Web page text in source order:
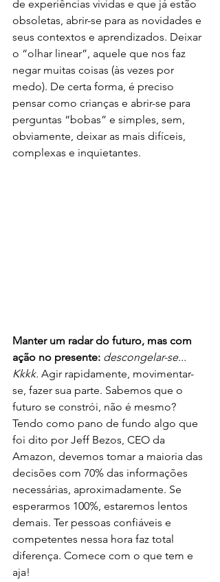
de experiências vividas e que já estão
obsoletas, abrir-se para as novidades e
seus contextos e aprendizados. Deixar
o “olhar linear”, aquele que nos faz
negar muitas coisas (às vezes por
medo). De certa forma, é preciso
pensar como crianças e abrir-se para
perguntas “bobas” e simples, sem,
obviamente, deixar as mais difíceis,
complexas e inquietantes.
Manter um radar do futuro, mas com
ação no presente: descongelar-se...
Kkkk. Agir rapidamente, movimentar-
se, fazer sua parte. Sabemos que o
futuro se constrói, não é mesmo?
Tendo como pano de fundo algo que
foi dito por Jeff Bezos, CEO da
Amazon, devemos tomar a maioria das
decisões com 70% das informações
necessárias, aproximadamente. Se
esperarmos 100%, estaremos lentos
demais. Ter pessoas confiáveis e
competentes nessa hora faz total
diferença. Comece com o que tem e
aja!